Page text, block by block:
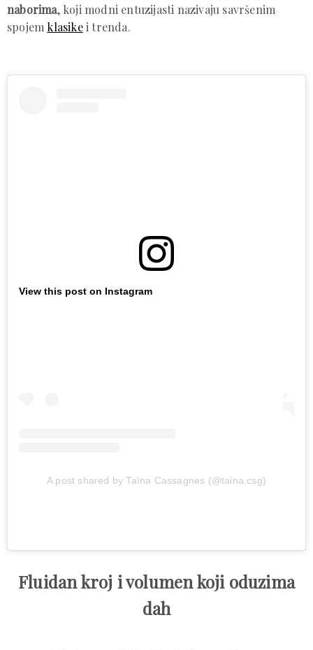
naborima, koji modni entuzijasti nazivaju savršenim
spojem klasikei trenda.
View this post on Instagram
A post shared by Taïna Cassagnes (@taina.csg)
Fluidan kroj i volumen koji oduzima
dah